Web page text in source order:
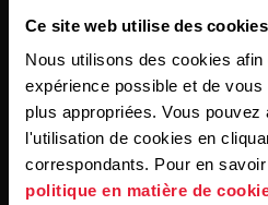
Ce site web utilise des cookies.
Nous utilisons des cookies
expérience possible et de
plus appropriées. Vous
l'utilisation de cookies en
correspondants. Pour en
politique en matière de
En cliquant sur « Je m'abonne »,
des e-mails de Polar et
de confidentialité.
Produits